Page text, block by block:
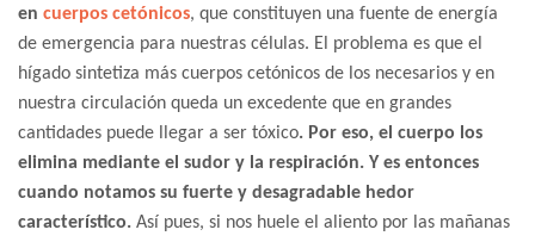
en cuerpos cetónicos, que constituyen una fuente de energía
de emergencia para nuestras células. El problema es que el
hígado sintetiza más cuerpos cetónicos de los necesarios y en
nuestra circulación queda un excedente que en grandes
cantidades puede llegar a ser tóxico. Por eso, el cuerpo los
elimina mediante el sudor y la respiración. Y es entonces
cuando notamos su fuerte y desagradable hedor
característico. Así pues, si nos huele el aliento por las mañanas